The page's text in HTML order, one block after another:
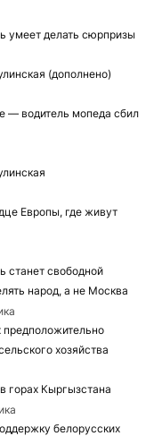
умеет делать сюрпризы
(дополнено)
— водитель мопеда сбил
Европы, где живут
станет свободной
народ, а не Москва
хозяйства
горах Кыргызстана
белорусских